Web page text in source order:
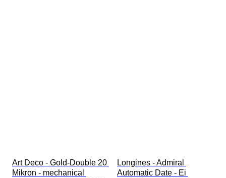
Art Deco - Gold-Double 20
Mikron - mechanical
Longines - Admiral
Automatic Date - Ei